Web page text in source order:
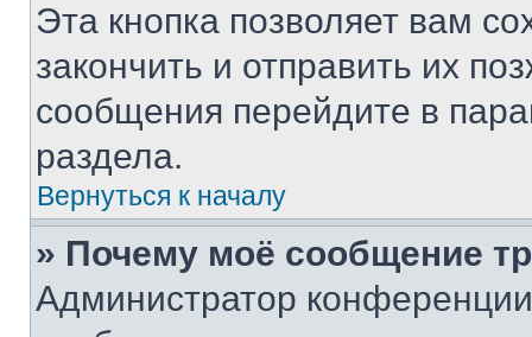
Эта кнопка позволяет вам
закончить и отправить их
сообщения перейдите в
раздела.
Вернуться к началу
» Почему моё сообщение
Администратор